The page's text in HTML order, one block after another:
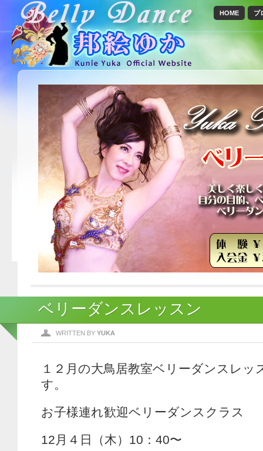
プ
HOME
ベリーダンスレッスン
WRITTEN BY YUKA
１２月の大鳥居教室ベリーダンスレッ
す。
お子様連れ歓迎ベリーダンスクラス
12月４日（木）10：40〜